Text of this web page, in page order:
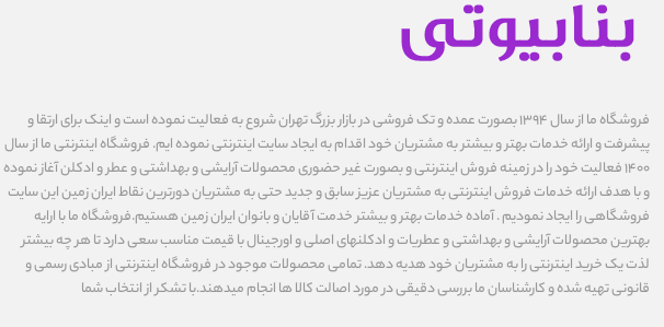
فروشگاه ما از سال ۱۳۹۴ بصورت عمده و تک فروشی در بازار بزرگ تهران شروع به فعالیت نموده است و اینک برای ارتقا و
پیشرفت و ارائه خدمات بهتر و بیشتر به مشتریان خود اقدام به ایجاد سایت اینترنتی نموده ایم. فروشگاه اینترنتی ما از سال
1400 فعالیت خود را در زمینه فروش اینترنتی و بصورت غیر حضوری محصولات آرایشی و بهداشتی و عطر و ادکلن آغاز نموده
و با هدف ارائه خدمات فروش اینترنتی به مشتریان عزیز سابق و جدید حتی به مشتریان دورترین نقاط ایران زمین این سایت
فروشگاهی را ایجاد نمودیم . آماده خدمات بهتر و بیشتر خدمت آقایان و بانوان ایران زمین هستیم.فروشگاه ما با ارایه
بهترین محصولات آرایشی و بهداشتی و عطریات و ادکلنهای اصلی و اورجینال با قیمت مناسب سعی دارد تا هر چه بیشتر
لذت یک خرید اینترنتی را به مشتریان خود هدیه دهد. تمامی محصولات موجود در فروشگاه اینترنتی از مبادی رسمی و
قانونی تهیه شده و کارشناسان ما بررسی دقیقی در مورد اصالت کالا ها انجام میدهند.با تشکر از انتخاب شما